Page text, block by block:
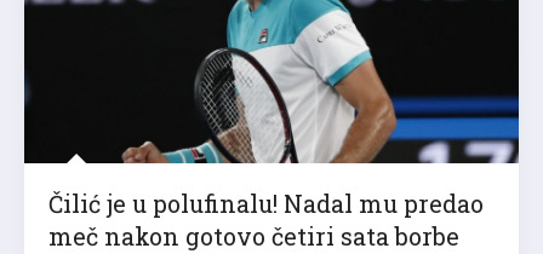
Čilić je u polufinalu! Nadal mu predao
meč nakon gotovo četiri sata borbe